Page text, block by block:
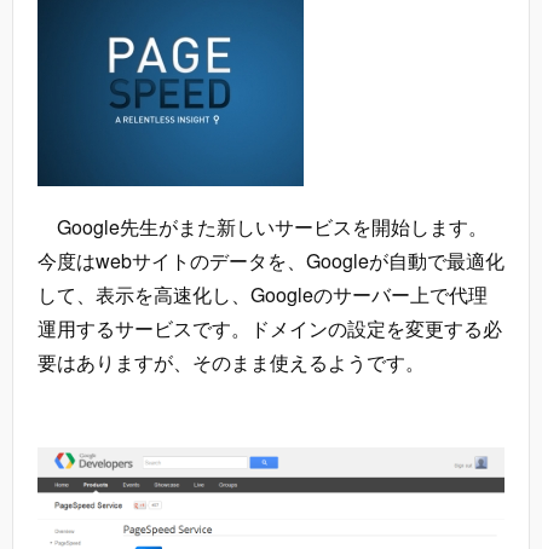
Google先生がまた新しいサービスを開始します。
今度はwebサイトのデータを、Googleが自動で最適化
して、表示を高速化し、Googleのサーバー上で代理
運用するサービスです。ドメインの設定を変更する必
要はありますが、そのまま使えるようです。